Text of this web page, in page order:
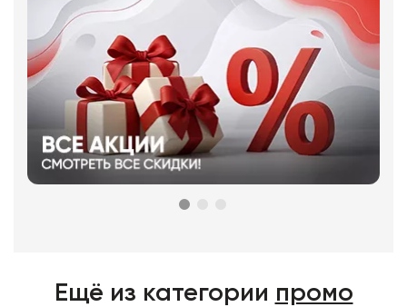
Ещё из категории промо